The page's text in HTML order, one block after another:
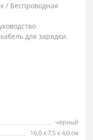
/ Беспроводная
для зарядки.
чёрный
16,0 x 7,5 x 4,0 см